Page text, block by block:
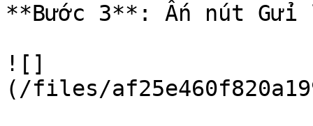
**Bước 3**: Ấn nút
![]